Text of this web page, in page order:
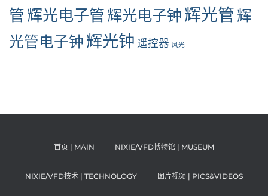
管辉光电子管辉光电子钟辉光管 辉
光管电子钟 辉光钟 遥控器 风光
首页 | MAIN NIXIE/VFD博物馆 | MUSEUM
NIXIE/VFD技术 | TECHNOLOGY 图片视频 | PICS&VIDEOS